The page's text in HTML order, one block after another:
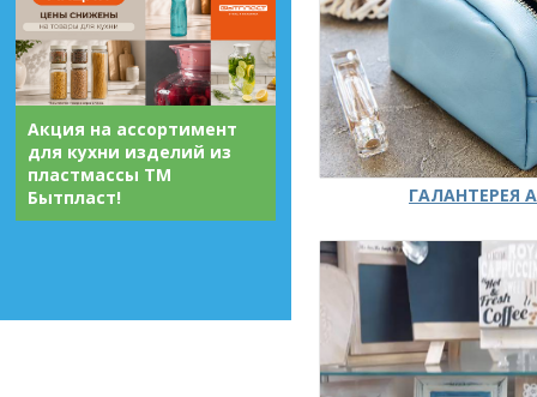
Акция на ассортимент
для кухни изделий из
пластмассы ТМ
Бытпласт!
ГАЛАНТЕРЕЯ